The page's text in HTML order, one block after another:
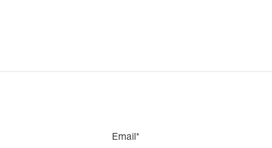
Email*